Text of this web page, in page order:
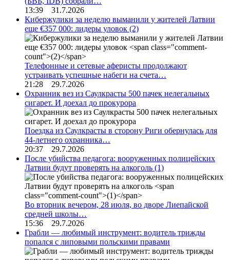
13:39 31.7.2026
Кибержулики за неделю выманили у жителей Латвии
еще €357 000: лидеры уловок (2)
Телефонные и сетевые аферисты продолжают
устраивать успешные набеги на счета…
21:28 29.7.2026
Охранник вез из Саулкрасты 500 пачек нелегальных
сигарет. И доехал до прокурора
Поездка из Саулкрасты в сторону Риги обернулась для
44-летнего охранника…
20:37 29.7.2026
После убийства педагога: вооруженных полицейских
Латвии будут проверять на алкоголь (1)
Во вторник вечером, 28 июля, во дворе Лиепайской
средней школы…
15:36 29.7.2026
Грабли — любимый инструмент: водитель трижды
попался с липовыми польскими правами